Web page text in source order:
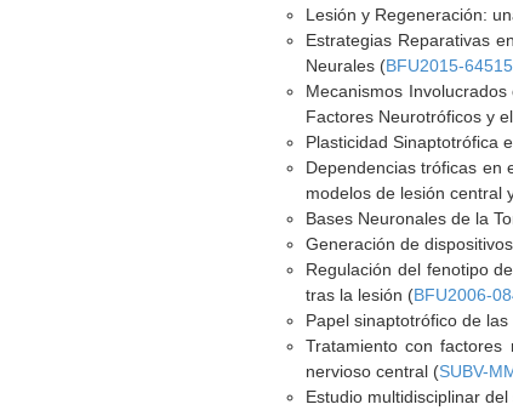
Lesión y Regeneración:
Estrategias Reparativas
Neurales (BFU2015-
Mecanismos
Factores Neurotróficos y
Plasticidad Sinaptotrófica
Dependencias tróficas en
modelos de lesión central
Bases Neuronales de la
Generación de
Regulación del fenotipo
tras la lesión (BFU2006-
Papel sinaptotrófico de
Tratamiento con
nervioso central (SUBV-
Estudio multidisciplinar